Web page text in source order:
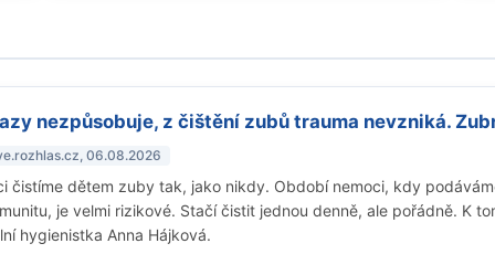
nezpůsobuje, z čištění zubů trauma nevzniká.
06.08.2026
čistíme dětem zuby tak, jako nikdy. Období nemoci, kdy
je velmi rizikové. Stačí čistit jednou denně, ale pořádně. K
hygienistka Anna Hájková.